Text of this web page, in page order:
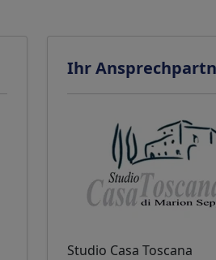
Ihr
Studio Casa Toscana